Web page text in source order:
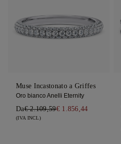
Muse Incastonato a Griffes
Oro bianco Anelli Eternity
Da€ 2.109,59€ 1.856,44
(IVA INCL)